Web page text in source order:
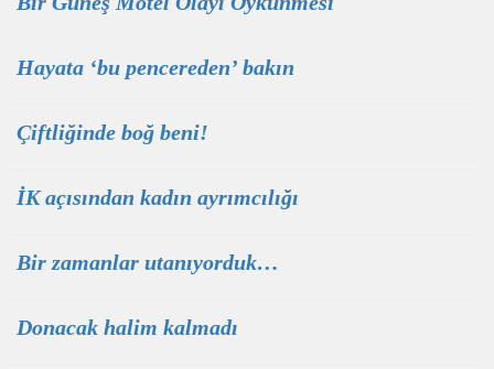
Hayata ‘bu pencereden’ bakın
Çiftliğinde boğ beni!
İK açısından kadın ayrımcılığı
Bir zamanlar utanıyorduk…
Donacak halim kalmadı